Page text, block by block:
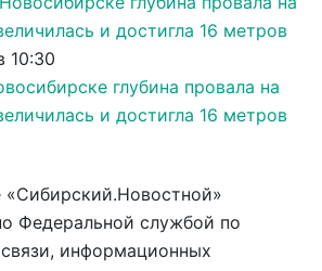
10:30
глубина провала на
и достигла 16 метров
«Сибирский.Новостной»
Федеральной службой по
информационных